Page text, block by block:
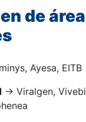
de
Ayesa, EITB
→ Viralgen,